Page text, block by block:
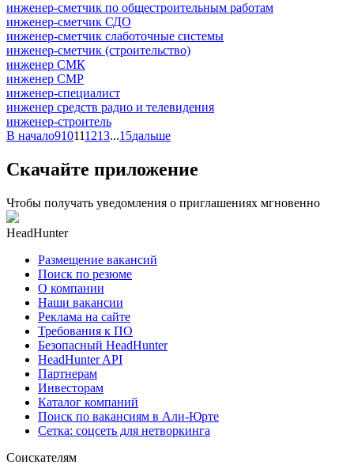
инженер-сметчик по общестроительным работам
инженер-сметчик СДО
инженер-сметчик слаботочные системы
инженер-сметчик (строительство)
инженер СМК
инженер СМР
инженер-специалист
инженер средств радио и телевидения
инженер-строитель
В начало910111213...15дальше
Скачайте приложение
Чтобы получать уведомления о приглашениях мгновенно
HeadHunter
Размещение вакансий
Поиск по резюме
О компании
Наши вакансии
Реклама на сайте
Требования к ПО
Безопасный HeadHunter
HeadHunter API
Партнерам
Инвесторам
Каталог компаний
Поиск по вакансиям в Али-Юрте
Сетка: соцсеть для нетворкинга
Соискателям